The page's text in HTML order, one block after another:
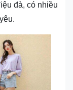
đà, có nhiều